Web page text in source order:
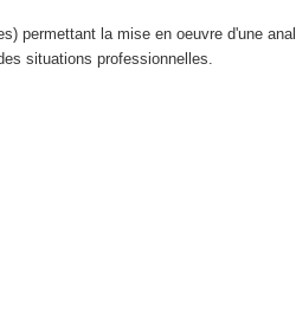
permettant la mise en oeuvre d'une
situations professionnelles.